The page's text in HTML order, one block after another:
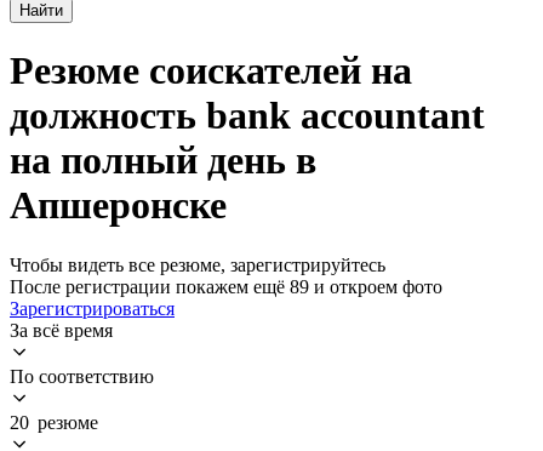
Найти
Резюме соискателей на
должность bank accountant
на полный день в
Апшеронске
Чтобы видеть все резюме, зарегистрируйтесь
После регистрации покажем ещё 89 и откроем фото
Зарегистрироваться
За всё время
По соответствию
20 резюме